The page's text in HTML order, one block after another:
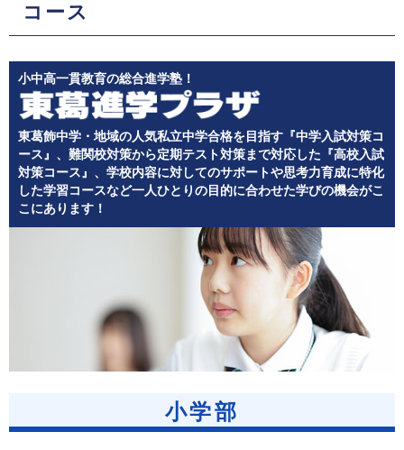
コース
小中高一貫教育の総合進学塾！
東葛飾中学・地域の人気私立中学合格を目指す『中学入試対策コ
ース』、難関校対策から定期テスト対策まで対応した『高校入試
対策コース』、学校内容に対してのサポートや思考力育成に特化
した学習コースなど一人ひとりの目的に合わせた学びの機会がこ
こにあります！
小学部